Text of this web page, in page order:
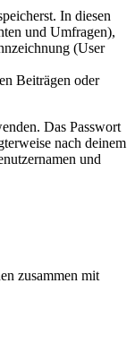
In diesen
und Umfragen),
(User
Beiträgen oder
Das Passwort
nach deinem
und
zusammen mit